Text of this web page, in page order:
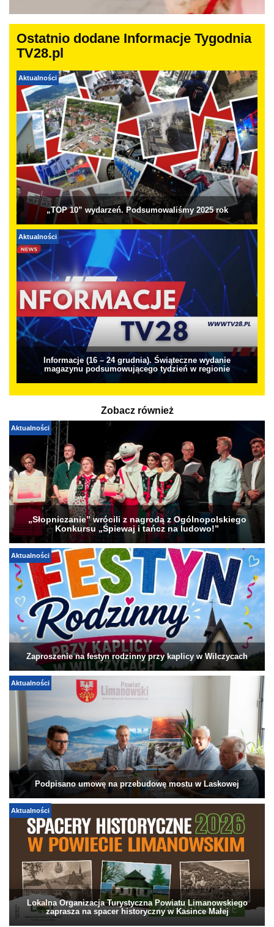
Ostatnio dodane Informacje Tygodnia
TV28.pl
Aktualności
„TOP 10” wydarzeń. Podsumowaliśmy 2025 rok
Aktualności
Informacje (16 – 24 grudnia). Świąteczne wydanie
magazynu podsumowującego tydzień w regionie
Zobacz również
Aktualności
„Słopniczanie” wrócili z nagrodą z Ogólnopolskiego
Konkursu „Śpiewaj i tańcz na ludowo!”
Aktualności
Zaproszenie na festyn rodzinny przy kaplicy w Wilczycach
Aktualności
Podpisano umowę na przebudowę mostu w Laskowej
Aktualności
Lokalna Organizacja Turystyczna Powiatu Limanowskiego
zaprasza na spacer historyczny w Kasince Małej